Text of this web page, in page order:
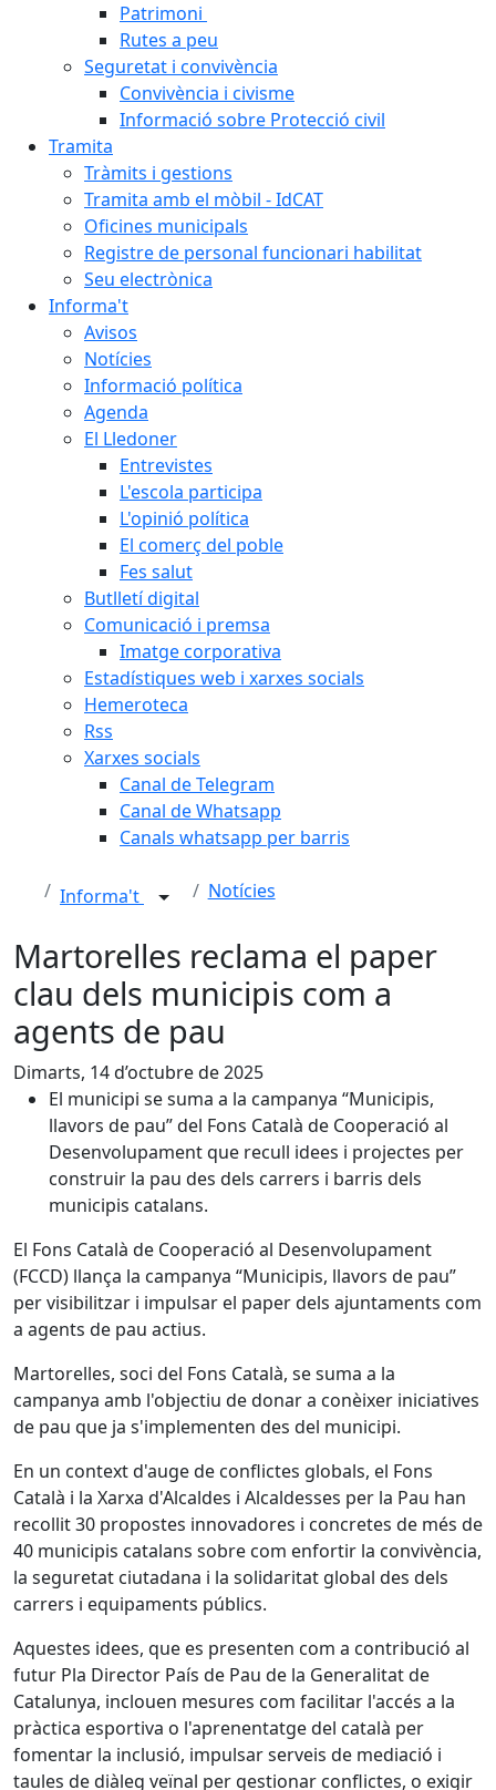
Patrimoni
Rutes a peu
Seguretat i convivència
Convivència i civisme
Informació sobre Protecció civil
Tramita
Tràmits i gestions
Tramita amb el mòbil - IdCAT
Oficines municipals
Registre de personal funcionari habilitat
Seu electrònica
Informa't
Avisos
Notícies
Informació política
Agenda
El Lledoner
Entrevistes
L'escola participa
L'opinió política
El comerç del poble
Fes salut
Butlletí digital
Comunicació i premsa
Imatge corporativa
Estadístiques web i xarxes socials
Hemeroteca
Rss
Xarxes socials
Canal de Telegram
Canal de Whatsapp
Canals whatsapp per barris
Informa't Notícies
Martorelles reclama el paper
clau dels municipis com a
agents de pau
Dimarts, 14 d’octubre de 2025
El municipi se suma a la campanya “Municipis,
llavors de pau” del Fons Català de Cooperació al
Desenvolupament que recull idees i projectes per
construir la pau des dels carrers i barris dels
municipis catalans.
El Fons Català de Cooperació al Desenvolupament
(FCCD) llança la campanya “Municipis, llavors de pau”
per visibilitzar i impulsar el paper dels ajuntaments com
a agents de pau actius.
Martorelles, soci del Fons Català, se suma a la
campanya amb l'objectiu de donar a conèixer iniciatives
de pau que ja s'implementen des del municipi.
En un context d'auge de conflictes globals, el Fons
Català i la Xarxa d'Alcaldes i Alcaldesses per la Pau han
recollit 30 propostes innovadores i concretes de més de
40 municipis catalans sobre com enfortir la convivència,
la seguretat ciutadana i la solidaritat global des dels
carrers i equipaments públics.
Aquestes idees, que es presenten com a contribució al
futur Pla Director País de Pau de la Generalitat de
Catalunya, inclouen mesures com facilitar l'accés a la
pràctica esportiva o l'aprenentatge del català per
fomentar la inclusió, impulsar serveis de mediació i
taules de diàleg veïnal per gestionar conflictes, o exigir